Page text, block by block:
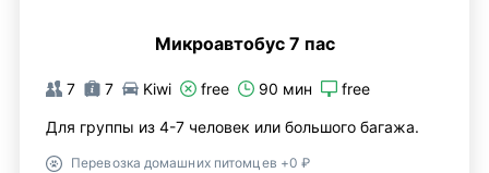
Микроавтобус 7 пас
7 7 Kiwi free 90 мин free
Для группы из 4-7 человек или большого багажа.
Перевозка домашних питомцев +0 ₽